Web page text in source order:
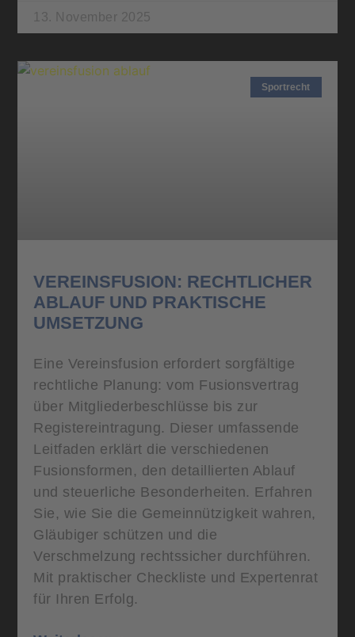
13. November 2025
Sportrecht
VEREINSFUSION: RECHTLICHER
ABLAUF UND PRAKTISCHE
UMSETZUNG
Eine Vereinsfusion erfordert sorgfältige
rechtliche Planung: vom Fusionsvertrag
über Mitgliederbeschlüsse bis zur
Registereintragung. Dieser umfassende
Leitfaden erklärt die verschiedenen
Fusionsformen, den detaillierten Ablauf
und steuerliche Besonderheiten. Erfahren
Sie, wie Sie die Gemeinnützigkeit wahren,
Gläubiger schützen und die
Verschmelzung rechtssicher durchführen.
Mit praktischer Checkliste und Expertenrat
für Ihren Erfolg.